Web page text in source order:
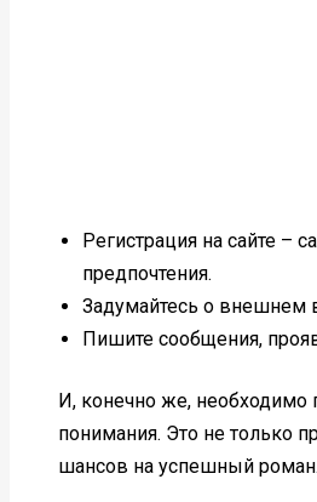
Регистрация на сайте –
предпочтения.
Задумайтесь о внешнем
Пишите сообщения,
И, конечно же, необходимо
понимания. Это не только
шансов на успешный роман.